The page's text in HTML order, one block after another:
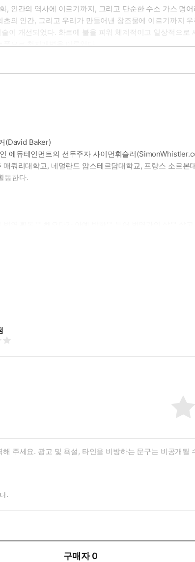
, 인간의 역사에 이르기까지, 그리고 단순한 수소 가스 덩
의 인간, 그리고 우리가 만들어낸 창조물에 이르기까지
이 개선되었다. 화로에 불을 피워 체계적이고 일상적으
폰으로 천지개벽을 이루었다.
던 우주적 현상들과 인류의 역사를 짧게, 하지만 중요한 맥
(David Baker)
에듀테인먼트의 선두주자 사이먼휘슬러
매쿼리대학교, 네덜란드 암스테르담대학교, 프랑스 소르
동한다.
번역 활동을 해오다가 아예 방향을 틀어 번역가의 삶을
번역에 애정이 많다. 《늙어감의 기술》로 제36회 한국
한 수학책》, 《아인슈타인의 주사위와 슈뢰딩거의 고양이
.
구매자 0